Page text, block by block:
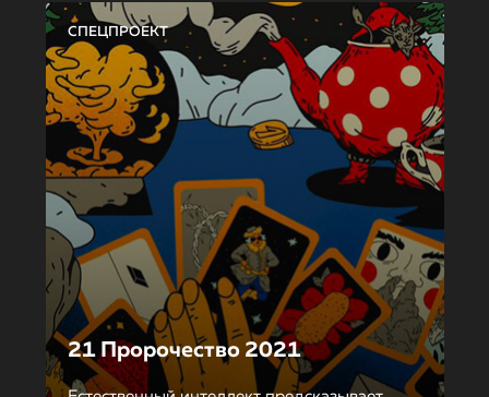
СПЕЦПРОЕКТ
21 Пророчество 2021